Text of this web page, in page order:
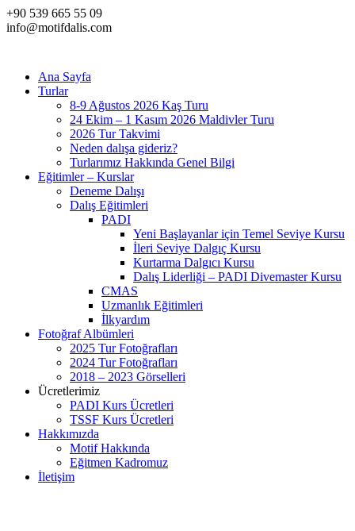
+90 539 665 55 09
info@motifdalis.com
Ana Sayfa
Turlar
8-9 Ağustos 2026 Kaş Turu
24 Ekim – 1 Kasım 2026 Maldivler Turu
2026 Tur Takvimi
Neden dalışa gideriz?
Turlarımız Hakkında Genel Bilgi
Eğitimler – Kurslar
Deneme Dalışı
Dalış Eğitimleri
PADI
Yeni Başlayanlar için Temel Seviye Kursu
İleri Seviye Dalgıç Kursu
Kurtarma Dalgıcı Kursu
Dalış Liderliği – PADI Divemaster Kursu
CMAS
Uzmanlık Eğitimleri
İlkyardım
Fotoğraf Albümleri
2025 Tur Fotoğrafları
2024 Tur Fotoğrafları
2018 – 2023 Görselleri
Ücretlerimiz
PADI Kurs Ücretleri
TSSF Kurs Ücretleri
Hakkımızda
Motif Hakkında
Eğitmen Kadromuz
İletişim